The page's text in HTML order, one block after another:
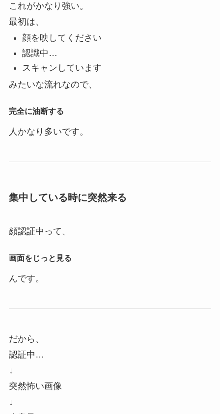
これがかなり強い。
最初は、
顔を映してください
認識中…
スキャンしています
みたいな流れなので、
完全に油断する
人かなり多いです。
集中している時に突然来る
顔認証中って、
画面をじっと見る
んです。
だから、
認証中…
↓
突然怖い画像
↓